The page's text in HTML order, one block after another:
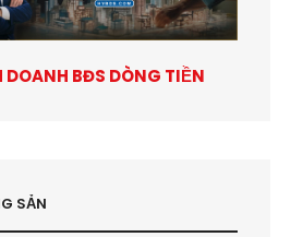
DOANH BĐS DÒNG TIỀN
SẢN